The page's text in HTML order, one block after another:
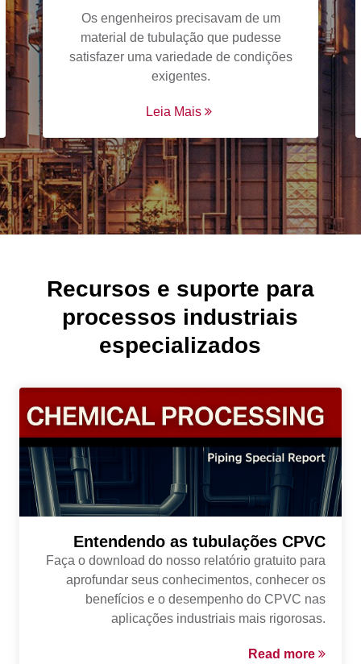
Os engenheiros precisavam de um
material de tubulação que pudesse
satisfazer uma variedade de condições
exigentes.
Leia Mais
Recursos e suporte para
processos industriais
especializados
Entendendo as tubulações CPVC
Faça o download do nosso relatório gratuito para
aprofundar seus conhecimentos, conhecer os
benefícios e o desempenho do CPVC nas
aplicações industriais mais rigorosas.
Read more